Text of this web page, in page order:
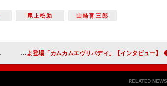
尾上松助
山崎育三郎
【インタビュー】「カムカムエヴリバディ」川栄李奈「ひなたは、見ていて応援したくなる子」本郷奏多「今までとは違う２人の掛け合いを楽しんで」３代目ヒロインいよいよ登場！
RELATED NEWS